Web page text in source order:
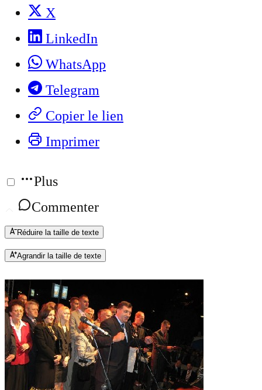
X
LinkedIn
WhatsApp
Telegram
Copier le lien
Imprimer
Plus
Commenter
Réduire la taille de texte
Agrandir la taille de texte